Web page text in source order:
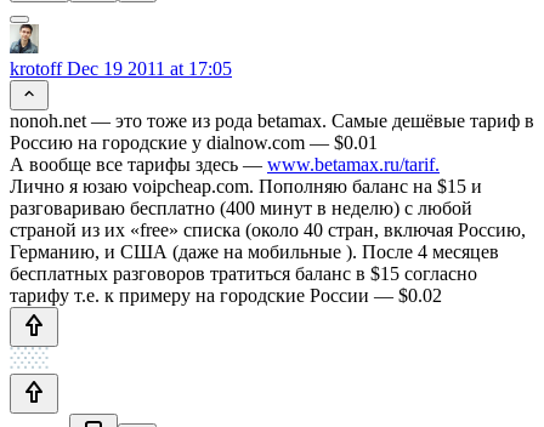
krotoffDec 19 2011 at 17:05
nonoh.net — это тоже из рода betamax. Самые дешёвые тариф в
Россию на городские у dialnow.com — $0.01
А вообще все тарифы здесь — www.betamax.ru/tarif.
Лично я юзаю voipcheap.com. Пополняю баланс на $15 и
разговариваю бесплатно (400 минут в неделю) с любой
страной из их «free» списка (около 40 стран, включая Россию,
Германию, и США (даже на мобильные ). После 4 месяцев
бесплатных разговоров тратиться баланс в $15 согласно
тарифу т.е. к примеру на городские России — $0.02